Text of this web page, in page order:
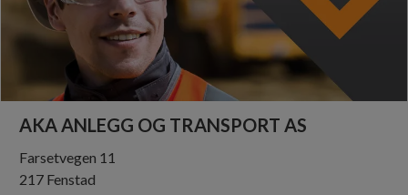
AKA ANLEGG OG TRANSPORT AS
Farsetvegen 11
217 Fenstad